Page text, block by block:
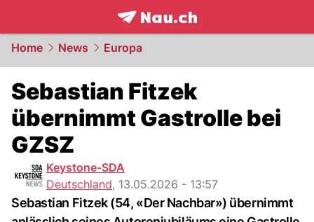
frontpage.NAU.ch
Home News Europa
Sebastian Fitzek
übernimmt Gastrolle bei
GZSZ
Keystone-SDA
Deutschland, 13.05.2026 - 13:57
Sebastian Fitzek (54, «Der Nachbar») übernimmt